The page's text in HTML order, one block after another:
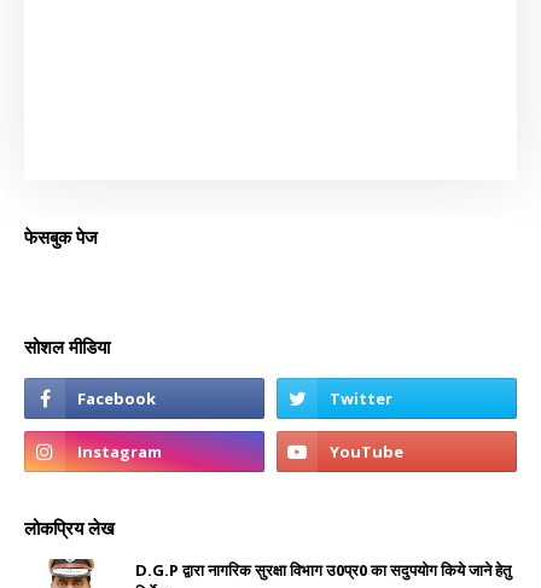
फेसबुक पेज
सोशल मीडिया
लोकप्रिय लेख
D.G.P द्वारा नागरिक सुरक्षा विभाग उ0प्र0 का सदुपयोग किये जाने हेतु